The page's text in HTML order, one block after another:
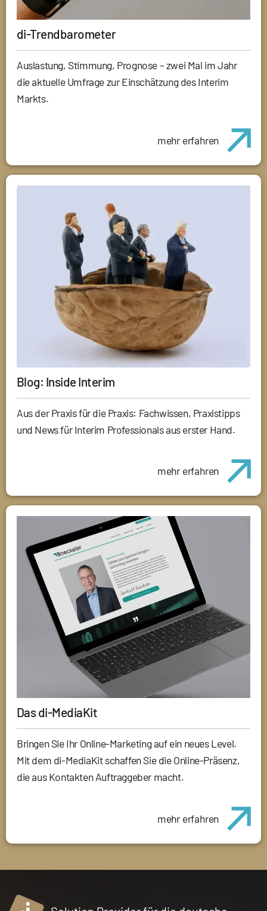
di-Trendbarometer
Auslastung, Stimmung, Prognose – zwei Mal im Jahr
die aktuelle Umfrage zur Einschätzung des Interim
Markts.
mehr erfahren
Blog: Inside Interim
Aus der Praxis für die Praxis: Fachwissen, Praxistipps
und News für Interim Professionals aus erster Hand.
mehr erfahren
Das di-MediaKit
Bringen Sie Ihr Online-Marketing auf ein neues Level.
Mit dem di-MediaKit schaffen Sie die Online-Präsenz,
die aus Kontakten Auftraggeber macht.
mehr erfahren